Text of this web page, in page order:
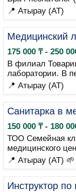
📍 Атырау (AT)
Медицинский
175 000 ₸ - 250
В филиал
лаборатории. В
📍 Атырау (AT)
Санитарка в
150 000 ₸ - 180
ТОО Семейная
медицинского
📍 Атырау (AT)
Инструктор